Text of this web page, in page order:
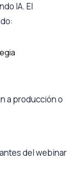
IA. El
a producción o
del webinar